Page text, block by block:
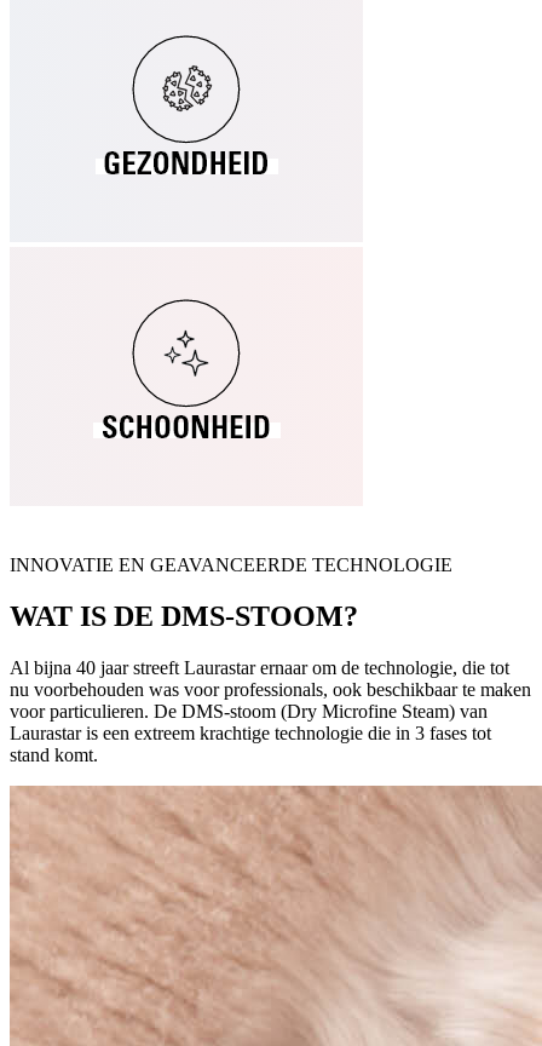
INNOVATIE EN GEAVANCEERDE TECHNOLOGIE
WAT IS DE DMS-STOOM?
Al bijna 40 jaar streeft Laurastar ernaar om de technologie, die tot
nu voorbehouden was voor professionals, ook beschikbaar te maken
voor particulieren. De DMS-stoom (Dry Microfine Steam) van
Laurastar is een extreem krachtige technologie die in 3 fases tot
stand komt.